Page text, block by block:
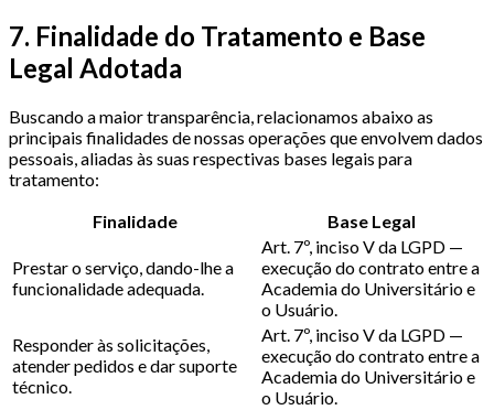
7. Finalidade do Tratamento e Base
Legal Adotada
Buscando a maior transparência, relacionamos abaixo as
principais finalidades de nossas operações que envolvem dados
pessoais, aliadas às suas respectivas bases legais para
tratamento:
Finalidade
Base Legal
Prestar o serviço, dando-lhe a
funcionalidade adequada.
Art. 7º, inciso V da LGPD —
execução do contrato entre a
Academia do Universitário e
o Usuário.
Responder às solicitações,
atender pedidos e dar suporte
técnico.
Art. 7º, inciso V da LGPD —
execução do contrato entre a
Academia do Universitário e
o Usuário.